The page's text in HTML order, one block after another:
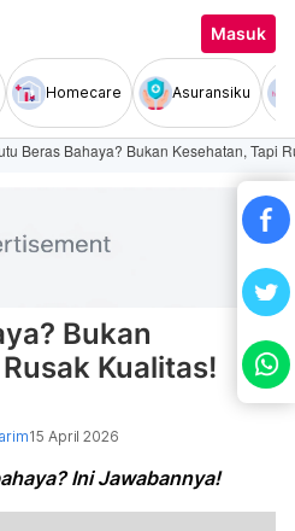
Masuk
Homecare Asuransiku
Beras Bahaya? Bukan Kesehatan, Tapi
Bukan
Kualitas!
15 April 2026
Ini Jawabannya!